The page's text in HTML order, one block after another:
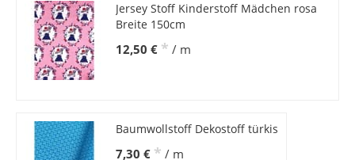
Jersey Stoff Kinderstoff Mädchen rosa
Breite 150cm
12,50 € * / m
Baumwollstoff Dekostoff türkis
7,30 € * / m